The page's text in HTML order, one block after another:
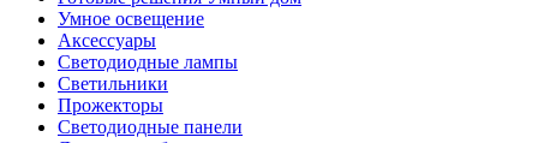
Умное освещение
Аксессуары
Светодиодные лампы
Светильники
Прожекторы
Светодиодные панели